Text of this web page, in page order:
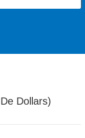
Dollars)